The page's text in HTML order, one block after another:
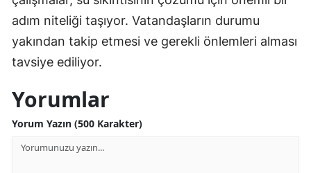
adım niteliği taşıyor. Vatandaşların durumu
yakından takip etmesi ve gerekli önlemleri alması
tavsiye ediliyor.
Yorumlar
Yorum Yazın (500 Karakter)